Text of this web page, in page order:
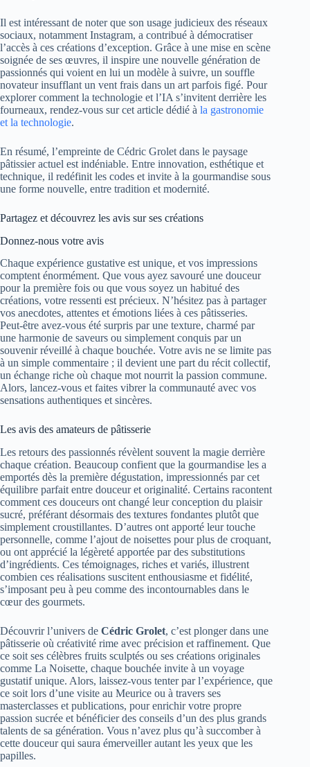
Il est intéressant de noter que son usage judicieux des réseaux
sociaux, notamment Instagram, a contribué à démocratiser
l’accès à ces créations d’exception. Grâce à une mise en scène
soignée de ses œuvres, il inspire une nouvelle génération de
passionnés qui voient en lui un modèle à suivre, un souffle
novateur insufflant un vent frais dans un art parfois figé. Pour
explorer comment la technologie et l’IA s’invitent derrière les
fourneaux, rendez-vous sur cet article dédié à la gastronomie
et la technologie.
En résumé, l’empreinte de Cédric Grolet dans le paysage
pâtissier actuel est indéniable. Entre innovation, esthétique et
technique, il redéfinit les codes et invite à la gourmandise sous
une forme nouvelle, entre tradition et modernité.
Partagez et découvrez les avis sur ses créations
Donnez-nous votre avis
Chaque expérience gustative est unique, et vos impressions
comptent énormément. Que vous ayez savouré une douceur
pour la première fois ou que vous soyez un habitué des
créations, votre ressenti est précieux. N’hésitez pas à partager
vos anecdotes, attentes et émotions liées à ces pâtisseries.
Peut-être avez-vous été surpris par une texture, charmé par
une harmonie de saveurs ou simplement conquis par un
souvenir réveillé à chaque bouchée. Votre avis ne se limite pas
à un simple commentaire ; il devient une part du récit collectif,
un échange riche où chaque mot nourrit la passion commune.
Alors, lancez-vous et faites vibrer la communauté avec vos
sensations authentiques et sincères.
Les avis des amateurs de pâtisserie
Les retours des passionnés révèlent souvent la magie derrière
chaque création. Beaucoup confient que la gourmandise les a
emportés dès la première dégustation, impressionnés par cet
équilibre parfait entre douceur et originalité. Certains racontent
comment ces douceurs ont changé leur conception du plaisir
sucré, préférant désormais des textures fondantes plutôt que
simplement croustillantes. D’autres ont apporté leur touche
personnelle, comme l’ajout de noisettes pour plus de croquant,
ou ont apprécié la légèreté apportée par des substitutions
d’ingrédients. Ces témoignages, riches et variés, illustrent
combien ces réalisations suscitent enthousiasme et fidélité,
s’imposant peu à peu comme des incontournables dans le
cœur des gourmets.
Découvrir l’univers de Cédric Grolet, c’est plonger dans une
pâtisserie où créativité rime avec précision et raffinement. Que
ce soit ses célèbres fruits sculptés ou ses créations originales
comme La Noisette, chaque bouchée invite à un voyage
gustatif unique. Alors, laissez-vous tenter par l’expérience, que
ce soit lors d’une visite au Meurice ou à travers ses
masterclasses et publications, pour enrichir votre propre
passion sucrée et bénéficier des conseils d’un des plus grands
talents de sa génération. Vous n’avez plus qu’à succomber à
cette douceur qui saura émerveiller autant les yeux que les
papilles.